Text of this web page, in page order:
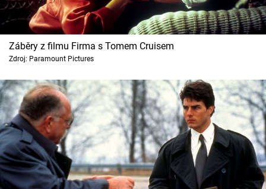
Záběry z filmu Firma s Tomem Cruisem
Zdroj: Paramount Pictures